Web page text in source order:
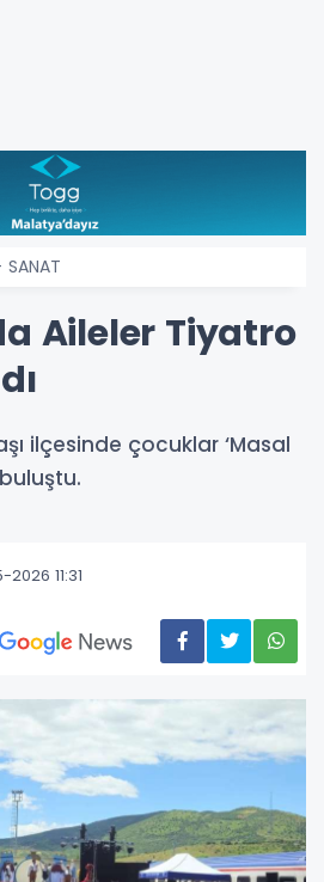
SANAT
Aileler Tiyatro
ilçesinde çocuklar ‘Masal
2026 11:31